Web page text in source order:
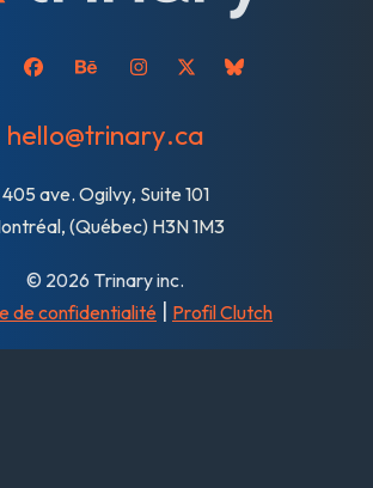
405 ave. Ogilvy, Suite 101
(Québec) H3N 1M3
© 2026 Trinary inc.
de confidentialité
Profil Clutch
hello@trinary.ca